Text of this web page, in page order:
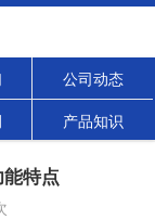
公司动态
产品知识
特点